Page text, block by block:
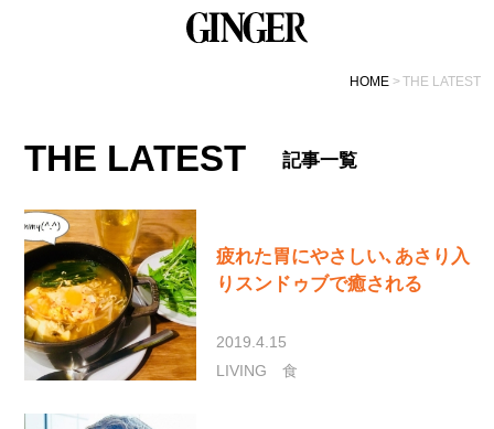
HOME THE LATEST
THE LATEST 記事一覧
疲れた胃にやさしい､あさり入
りスンドゥブで癒される
2019.4.15
LIVING
食